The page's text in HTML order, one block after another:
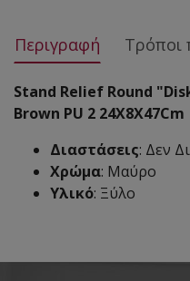
Περιγραφή Τρόποι
Stand Relief Round
Brown PU 2 24X8X47Cm
Διαστάσεις: Δεν
Χρώμα: Μαύρο
Υλικό: Ξύλο